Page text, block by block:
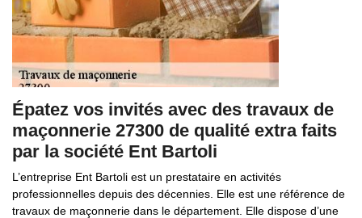
Épatez vos invités avec des travaux de
maçonnerie 27300 de qualité extra faits
par la société Ent Bartoli
L’entreprise Ent Bartoli est un prestataire en activités
professionnelles depuis des décennies. Elle est une référence de
travaux de maçonnerie dans le département. Elle dispose d’une